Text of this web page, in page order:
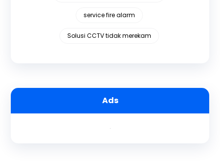
service fire alarm
Solusi CCTV tidak merekam
Ads